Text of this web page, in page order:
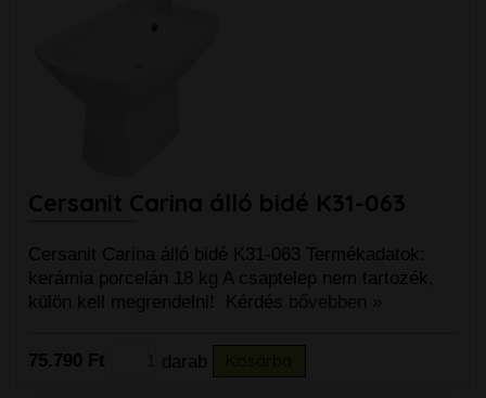
Cersanit Carina álló bidé K31-063
Cersanit Carina álló bidé K31-063 Termékadatok:
kerámia porcelán 18 kg A csaptelep nem tartozék,
külön kell megrendelni! Kérdés bővebben »
75.790 Ft darab